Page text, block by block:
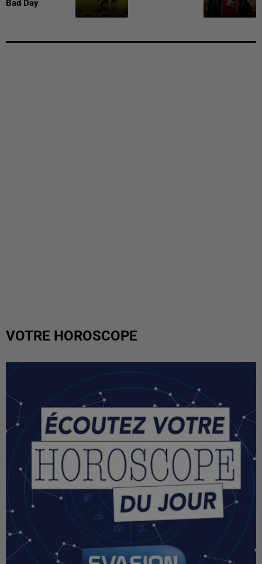
Bad Day
VOTRE HOROSCOPE